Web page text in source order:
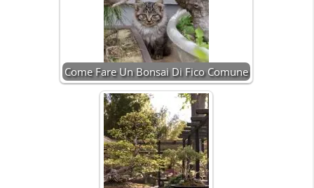
Come Fare Un Bonsai Di Fico Comune